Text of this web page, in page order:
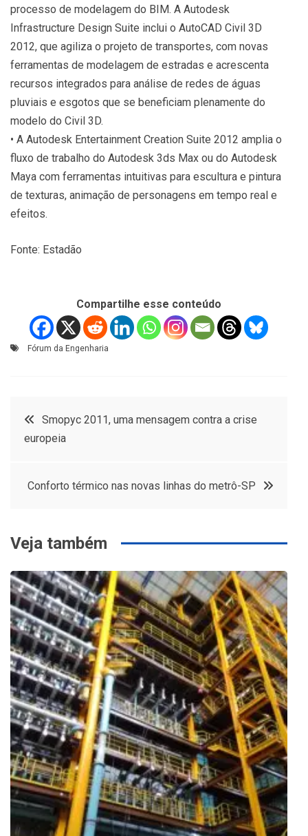
processo de modelagem do BIM. A Autodesk
Infrastructure Design Suite inclui o AutoCAD Civil 3D
2012, que agiliza o projeto de transportes, com novas
ferramentas de modelagem de estradas e acrescenta
recursos integrados para análise de redes de águas
pluviais e esgotos que se beneficiam plenamente do
modelo do Civil 3D.
• A Autodesk Entertainment Creation Suite 2012 amplia o
fluxo de trabalho do Autodesk 3ds Max ou do Autodesk
Maya com ferramentas intuitivas para escultura e pintura
de texturas, animação de personagens em tempo real e
efeitos.
Fonte: Estadão
Compartilhe esse conteúdo
Fórum da Engenharia
Navegação
Post
Smopyc 2011, uma mensagem contra a crise
europeia
Conforto térmico nas novas linhas do metrô-SP
Veja também